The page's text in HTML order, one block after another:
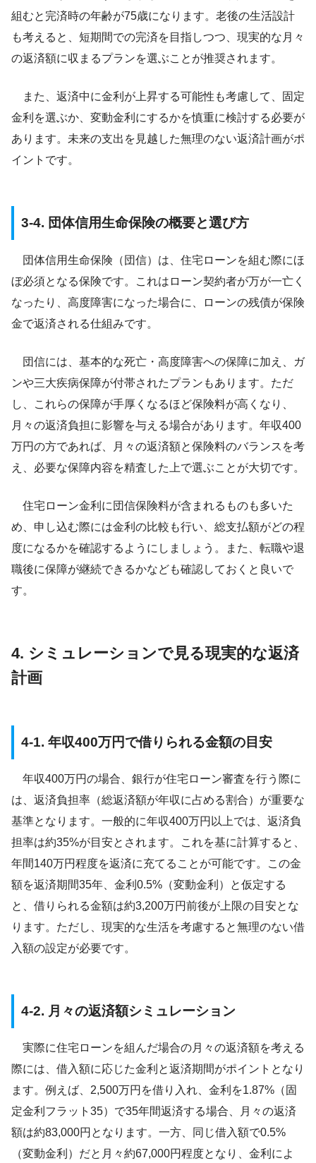
組むと完済時の年齢が75歳になります。老後の生活設計
も考えると、短期間での完済を目指しつつ、現実的な月々
の返済額に収まるプランを選ぶことが推奨されます。
また、返済中に金利が上昇する可能性も考慮して、固定
金利を選ぶか、変動金利にするかを慎重に検討する必要が
あります。未来の支出を見越した無理のない返済計画がポ
イントです。
3-4. 団体信用生命保険の概要と選び方
団体信用生命保険（団信）は、住宅ローンを組む際にほ
ぼ必須となる保険です。これはローン契約者が万が一亡く
なったり、高度障害になった場合に、ローンの残債が保険
金で返済される仕組みです。
団信には、基本的な死亡・高度障害への保障に加え、ガ
ンや三大疾病保障が付帯されたプランもあります。ただ
し、これらの保障が手厚くなるほど保険料が高くなり、
月々の返済負担に影響を与える場合があります。年収400
万円の方であれば、月々の返済額と保険料のバランスを考
え、必要な保障内容を精査した上で選ぶことが大切です。
住宅ローン金利に団信保険料が含まれるものも多いた
め、申し込む際には金利の比較も行い、総支払額がどの程
度になるかを確認するようにしましょう。また、転職や退
職後に保障が継続できるかなども確認しておくと良いで
す。
4. シミュレーションで見る現実的な返済
計画
4-1. 年収400万円で借りられる金額の目安
年収400万円の場合、銀行が住宅ローン審査を行う際に
は、返済負担率（総返済額が年収に占める割合）が重要な
基準となります。一般的に年収400万円以上では、返済負
担率は約35%が目安とされます。これを基に計算すると、
年間140万円程度を返済に充てることが可能です。この金
額を返済期間35年、金利0.5%（変動金利）と仮定する
と、借りられる金額は約3,200万円前後が上限の目安とな
ります。ただし、現実的な生活を考慮すると無理のない借
入額の設定が必要です。
4-2. 月々の返済額シミュレーション
実際に住宅ローンを組んだ場合の月々の返済額を考える
際には、借入額に応じた金利と返済期間がポイントとなり
ます。例えば、2,500万円を借り入れ、金利を1.87%（固
定金利フラット35）で35年間返済する場合、月々の返済
額は約83,000円となります。一方、同じ借入額で0.5%
（変動金利）だと月々約67,000円程度となり、金利によ